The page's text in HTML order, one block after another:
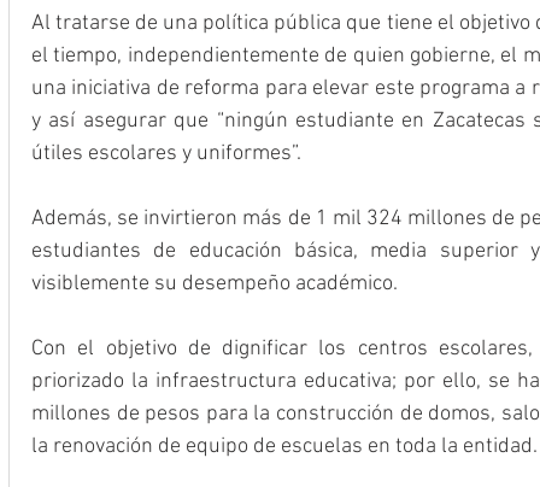
Al tratarse de una política pública que tiene el objetivo
el tiempo, independientemente de quien gobierne, el
una iniciativa de reforma para elevar este programa a
y así asegurar que “ningún estudiante en
útiles escolares y uniformes”.
Además, se invirtieron más de 1 mil 324 millones de
estudiantes de educación básica, media superior
visiblemente su desempeño académico.
Con el objetivo de dignificar los centros
priorizado la infraestructura educativa; por ello, se
millones de pesos para la construcción de domos,
la renovación de equipo de escuelas en toda la entidad.